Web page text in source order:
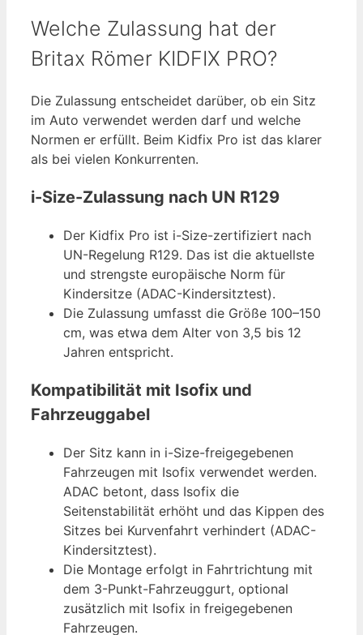
Welche Zulassung hat der
Britax Römer KIDFIX PRO?
Die Zulassung entscheidet darüber, ob ein Sitz
im Auto verwendet werden darf und welche
Normen er erfüllt. Beim Kidfix Pro ist das klarer
als bei vielen Konkurrenten.
i-Size-Zulassung nach UN R129
Der Kidfix Pro ist i-Size-zertifiziert nach
UN-Regelung R129. Das ist die aktuellste
und strengste europäische Norm für
Kindersitze (ADAC-Kindersitztest).
Die Zulassung umfasst die Größe 100–150
cm, was etwa dem Alter von 3,5 bis 12
Jahren entspricht.
Kompatibilität mit Isofix und
Fahrzeuggabel
Der Sitz kann in i-Size-freigegebenen
Fahrzeugen mit Isofix verwendet werden.
ADAC betont, dass Isofix die
Seitenstabilität erhöht und das Kippen des
Sitzes bei Kurvenfahrt verhindert (ADAC-
Kindersitztest).
Die Montage erfolgt in Fahrtrichtung mit
dem 3-Punkt-Fahrzeuggurt, optional
zusätzlich mit Isofix in freigegebenen
Fahrzeugen.